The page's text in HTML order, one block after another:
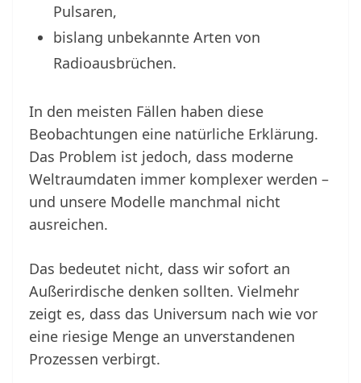
Pulsaren,
bislang unbekannte Arten von
Radioausbrüchen.
In den meisten Fällen haben diese
Beobachtungen eine natürliche Erklärung.
Das Problem ist jedoch, dass moderne
Weltraumdaten immer komplexer werden –
und unsere Modelle manchmal nicht
ausreichen.
Das bedeutet nicht, dass wir sofort an
Außerirdische denken sollten. Vielmehr
zeigt es, dass das Universum nach wie vor
eine riesige Menge an unverstandenen
Prozessen verbirgt.